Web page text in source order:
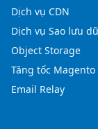
Dịch vụ CDN
Dịch vụ Sao lưu
Object Storage
Tăng tốc Magento
Email Relay